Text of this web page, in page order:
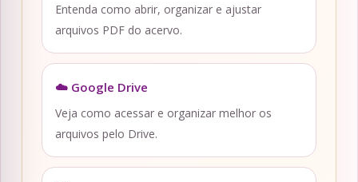
Entenda como abrir, organizar e ajustar
arquivos PDF do acervo.
☁️ Google Drive
Veja como acessar e organizar melhor os
arquivos pelo Drive.